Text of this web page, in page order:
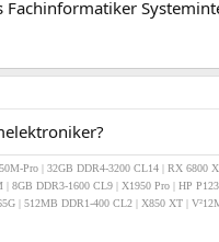
Fachinformatiker
Pro | 32GB DDR4-3200 CL14 | RX 6800
| 8GB DDR3-1600 CL9 | X1950 Pro | HP
| 512MB DDR1-400 CL2 | X850 XT |